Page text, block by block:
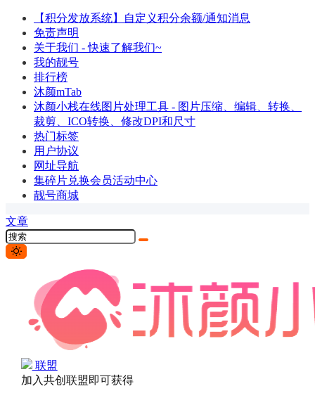
【积分发放系统】自定义积分余额/通知消息
免责声明
关于我们 - 快速了解我们~
我的靓号
排行榜
沐颜mTab
沐颜小栈在线图片处理工具 - 图片压缩、编辑、转换、
裁剪、ICO转换、修改DPI和尺寸
热门标签
用户协议
网址导航
集碎片兑换会员活动中心
靓号商城
文章
联盟
加入共创联盟即可获得